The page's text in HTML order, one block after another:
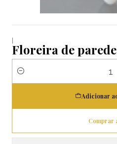
|
Floreira de
Quantidade
Adicionar
Comprar